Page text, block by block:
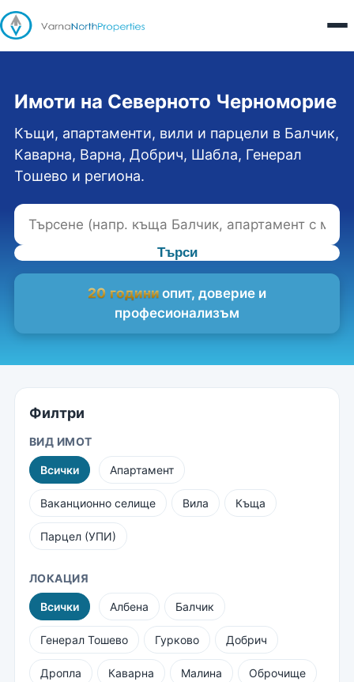
Имоти на Северното Черноморие
Къщи, апартаменти, вили и парцели в Балчик,
Каварна, Варна, Добрич, Шабла, Генерал
Тошево и региона.
Търси
20 години опит, доверие и
професионализъм
Филтри
ВИД ИМОТ
Всички Апартамент
Ваканционно селище Вила Къща
Парцел (УПИ)
ЛОКАЦИЯ
Всички Албена Балчик
Генерал Тошево Гурково Добрич
Дропла Каварна Малина Оброчище